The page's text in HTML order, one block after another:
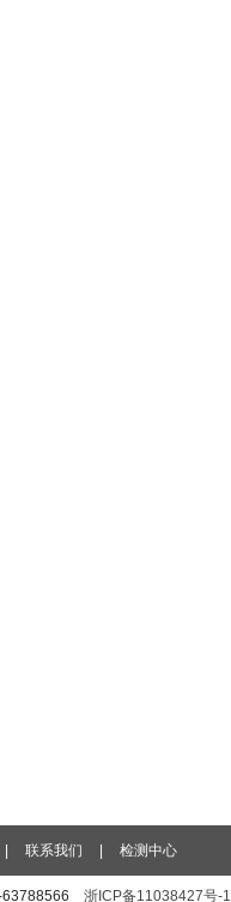
联系我们 检测中心
63788566 浙ICP备11038427号-1